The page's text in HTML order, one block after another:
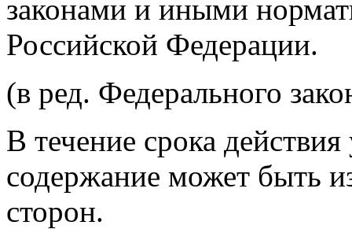
законами и иными
Российской Федерации.
(в ред. Федерального
В течение срока
содержание может быть
сторон.